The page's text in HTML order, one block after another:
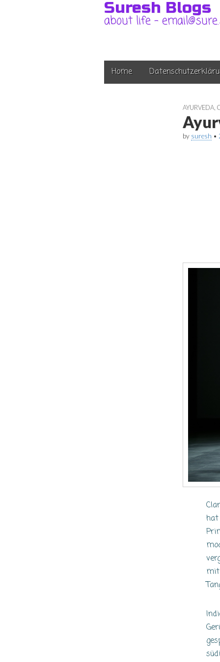
Suresh Blogs
about life –
Main
menu
Skip
Home
AYURVEDA
by suresh •
mit